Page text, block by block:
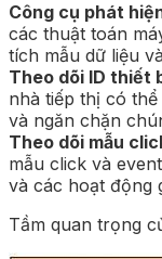
Công cụ phát
các thuật toán
tích mẫu dữ liệu
Theo dõi ID thiết
nhà tiếp thị có
và ngăn chặn
Theo dõi mẫu
mẫu click và
và các hoạt động
Tầm quan trọng